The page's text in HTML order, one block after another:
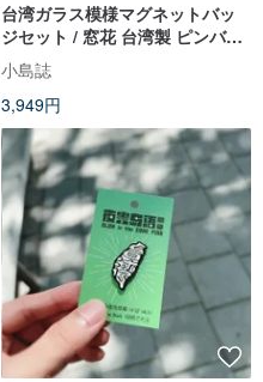
台湾ガラス模様マグネットバッ
ジセット / 窓花 台湾製 ピンバッ
ジ 台湾土産 海外向け
小島誌
3,949円